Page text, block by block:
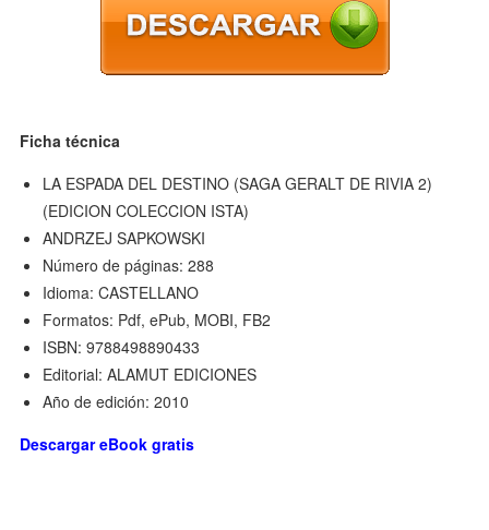
Ficha técnica
LA ESPADA DEL DESTINO (SAGA GERALT DE RIVIA 2)
(EDICION COLECCION ISTA)
ANDRZEJ SAPKOWSKI
Número de páginas: 288
Idioma: CASTELLANO
Formatos: Pdf, ePub, MOBI, FB2
ISBN: 9788498890433
Editorial: ALAMUT EDICIONES
Año de edición: 2010
Descargar eBook gratis